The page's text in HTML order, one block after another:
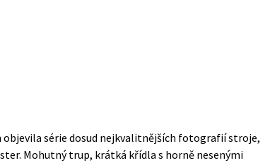
objevila série dosud nejkvalitnějších fotografií stroje,
Mohutný trup, krátká křídla s horně nesenými